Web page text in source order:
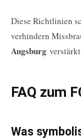
Diese Richtlinien
verhindern
Augsburg
FAQ zum
Was